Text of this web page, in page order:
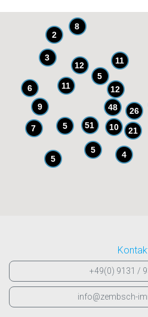
21
26
51
48
5
11
11
12
7
4
5
8
12
2
6
10
5
9
3
5
+49(0) 9131 /
info@zembsch-